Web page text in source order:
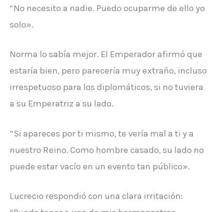
“No necesito a nadie. Puedo ocuparme de ello yo
solo».
Norma lo sabía mejor. El Emperador afirmó que
estaría bien, pero parecería muy extraño, incluso
irrespetuoso para los diplomáticos, si no tuviera
a su Emperatriz a su lado.
“Si apareces por ti mismo, te vería mal a ti y a
nuestro Reino. Como hombre casado, su lado no
puede estar vacío en un evento tan público».
Lucrecio respondió con una clara irritación: